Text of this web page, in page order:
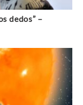
dedos” –